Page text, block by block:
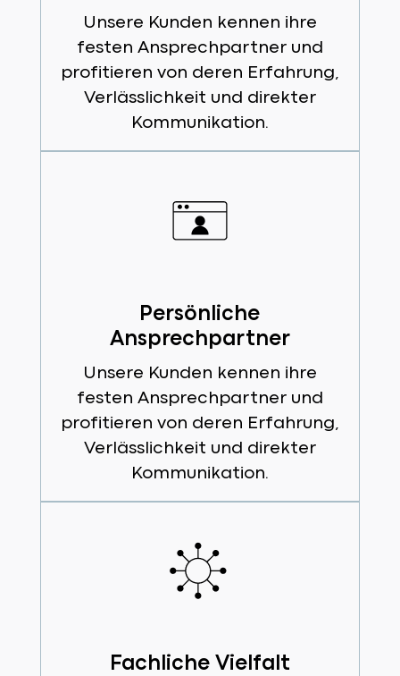
Unsere Kunden kennen ihre
festen Ansprechpartner und
profitieren von deren Erfahrung,
Verlässlichkeit und direkter
Kommunikation.
Persönliche
Ansprechpartner
Unsere Kunden kennen ihre
festen Ansprechpartner und
profitieren von deren Erfahrung,
Verlässlichkeit und direkter
Kommunikation.
Fachliche Vielfalt